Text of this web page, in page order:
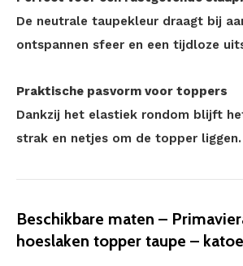
De neutrale taupekleur draagt bij
ontspannen sfeer en een tijdloze
Praktische pasvorm voor toppers
Dankzij het elastiek rondom blijft
strak en netjes om de topper liggen.
Beschikbare maten –
hoeslaken topper taupe –